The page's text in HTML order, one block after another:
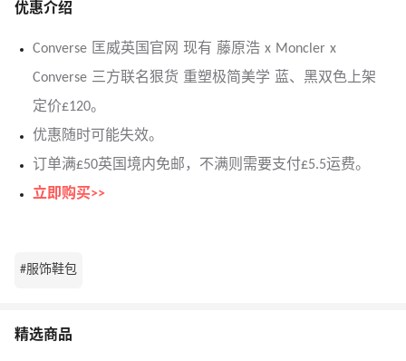
优惠介绍
Converse 匡威英国官网 现有 藤原浩 x Moncler x
Converse 三方联名狠货 重塑极简美学 蓝、黑双色上架
定价£120。
优惠随时可能失效。
订单满£50英国境内免邮，不满则需要支付£5.5运费。
立即购买>>
#服饰鞋包
精选商品